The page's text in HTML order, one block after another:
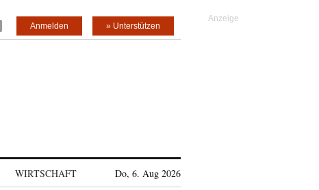
» Unterstützen
Anmelden
WIRTSCHAFT Do, 6. Aug 2026